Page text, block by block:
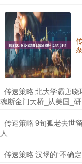
传速策略 北大学霸唐
魂断金门大桥_从美国_
传速策略 9旬孤老去世
人
传速策略 汉堡的“不确